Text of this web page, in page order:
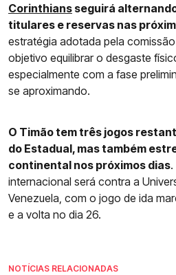
Corinthians seguirá
titulares e reservas nas
estratégia adotada pela
objetivo equilibrar o desgaste
especialmente com a fase
se aproximando.
O Timão tem três jogos
do Estadual, mas também
continental nos próximos dias
internacional será contra a
Venezuela, com o jogo de ida
e a volta no dia 26.
NOTÍCIAS RELACIONADAS